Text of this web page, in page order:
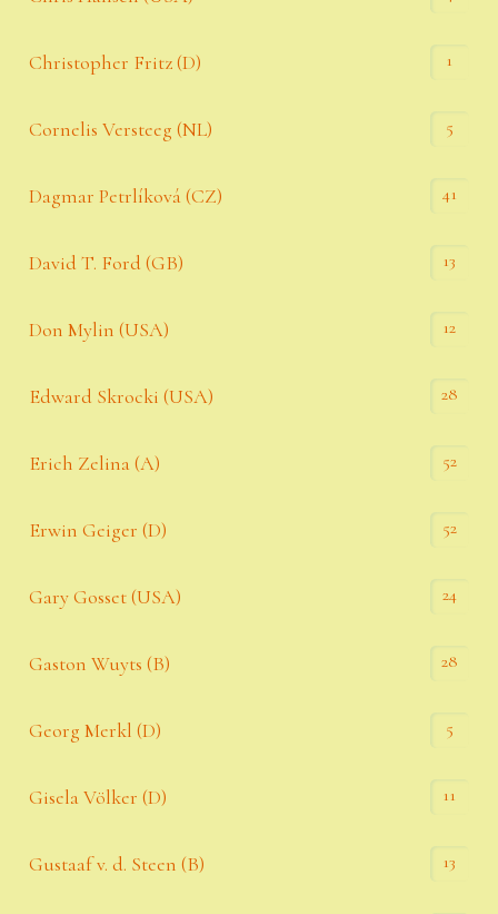
Christopher Fritz (D) 1
Cornelis Versteeg (NL) 5
Dagmar Petrlíková (CZ) 41
David T. Ford (GB) 13
Don Mylin (USA) 12
Edward Skrocki (USA) 28
Erich Zelina (A) 52
Erwin Geiger (D) 52
Gary Gosset (USA) 24
Gaston Wuyts (B) 28
Georg Merkl (D) 5
Gisela Völker (D) 11
Gustaaf v. d. Steen (B) 13